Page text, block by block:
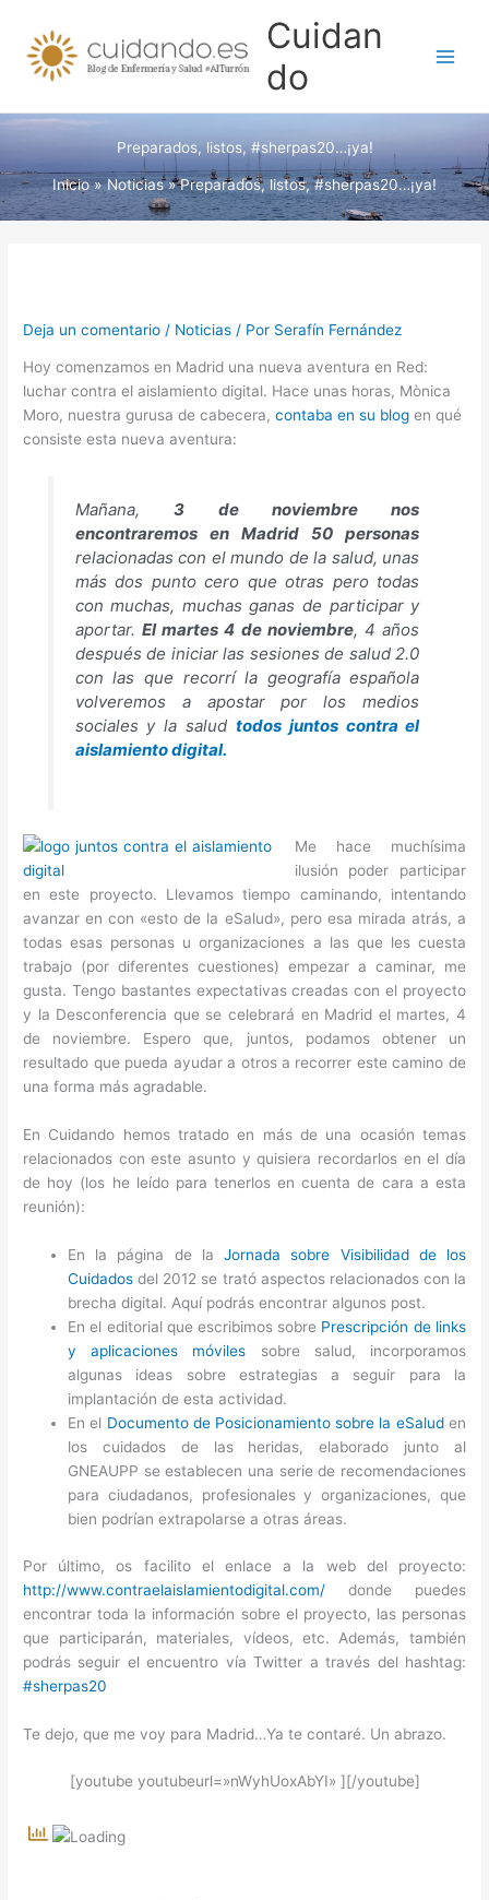
contenido
Cuidan
do
Preparados, listos, #sherpas20…¡ya!
Inicio Noticias Preparados, listos, #sherpas20…¡ya!
Deja un comentario / Noticias / Por Serafín Fernández
Hoy comenzamos en Madrid una nueva aventura en Red:
luchar contra el aislamiento digital. Hace unas horas, Mònica
Moro, nuestra gurusa de cabecera,contaba en su blog en qué
consiste esta nueva aventura:
Mañana,3 de noviembre nos
encontraremos en Madrid 50 personas
relacionadas con el mundo de la salud, unas
más dos punto cero que otras pero todas
con muchas, muchas ganas de participar y
aportar. El martes 4 de noviembre, 4 años
después de iniciar las sesiones de salud 2.0
con las que recorrí la geografía española
volveremos a apostar por los medios
sociales y la salud todos juntos contra el
aislamiento digital.
Me hace muchísima
ilusión poder participar
en este proyecto. Llevamos tiempo caminando, intentando
avanzar en con «esto de la eSalud», pero esa mirada atrás, a
todas esas personas u organizaciones a las que les cuesta
trabajo (por diferentes cuestiones) empezar a caminar, me
gusta. Tengo bastantes expectativas creadas con el proyecto
y la Desconferencia que se celebrará en Madrid el martes, 4
de noviembre. Espero que, juntos, podamos obtener un
resultado que pueda ayudar a otros a recorrer este camino de
una forma más agradable.
En Cuidando hemos tratado en más de una ocasión temas
relacionados con este asunto y quisiera recordarlos en el día
de hoy (los he leído para tenerlos en cuenta de cara a esta
reunión):
En la página de laJornada sobre Visibilidad de los
Cuidados del 2012 se trató aspectos relacionados con la
brecha digital. Aquí podrás encontrar algunos post.
En el editorial que escribimos sobre Prescripción de links
y aplicaciones móviles sobre salud, incorporamos
algunas ideas sobre estrategias a seguir para la
implantación de esta actividad.
En el Documento de Posicionamiento sobre la eSaluden
los cuidados de las heridas, elaborado junto al
GNEAUPP se establecen una serie de recomendaciones
para ciudadanos, profesionales y organizaciones, que
bien podrían extrapolarse a otras áreas.
Por último, os facilito el enlace a la web del proyecto:
http://www.contraelaislamientodigital.com/ donde puedes
encontrar toda la información sobre el proyecto, las personas
que participarán, materiales, vídeos, etc. Además, también
podrás seguir el encuentro vía Twitter a través del hashtag:
#sherpas20
Te dejo, que me voy para Madrid…Ya te contaré. Un abrazo.
[youtube youtubeurl=»nWyhUoxAbYI» ][/youtube]